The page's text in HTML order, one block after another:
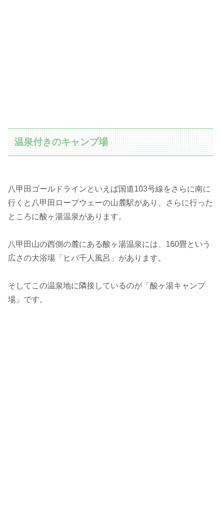
温泉付きのキャンプ場
八甲田ゴールドラインといえば国道103号線をさらに南に
行くと八甲田ロープウェーの山麓駅があり、さらに行った
ところに酸ヶ湯温泉があります。
八甲田山の西側の麓にある酸ヶ湯温泉には、160畳という
広さの大浴場「ヒバ千人風呂」があります。
そしてこの温泉地に隣接しているのが「酸ヶ湯キャンプ
場」です。